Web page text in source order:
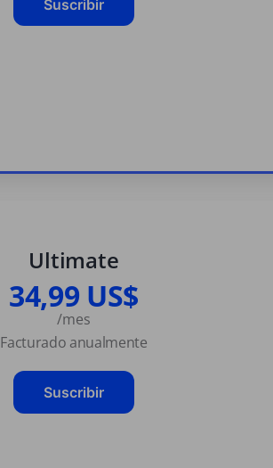
Suscribir
Ultimate
34,99 US$
/mes
Facturado anualmente
Suscribir